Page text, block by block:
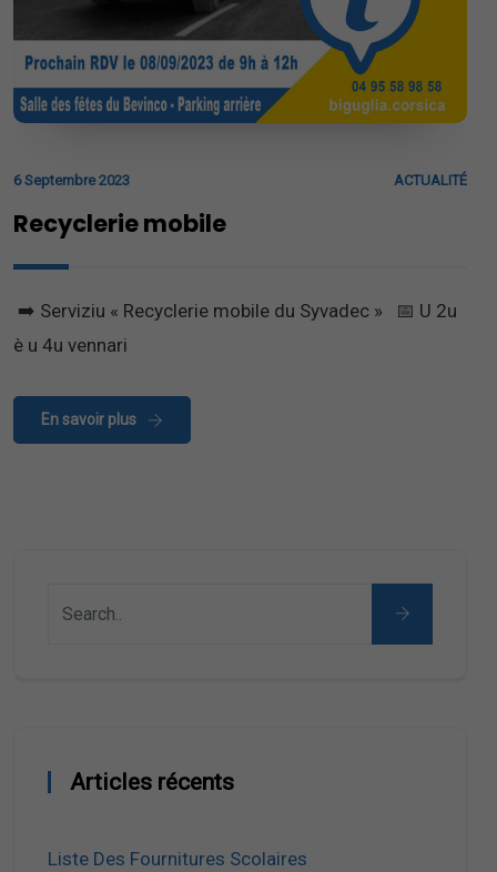
6 Septembre 2023 ACTUALITÉ
Recyclerie mobile
​ ➡️ Serviziu « Recyclerie mobile du Syvadec » 📅 U 2u
è u 4u vennari
En savoir plus
Articles récents
Liste Des Fournitures Scolaires